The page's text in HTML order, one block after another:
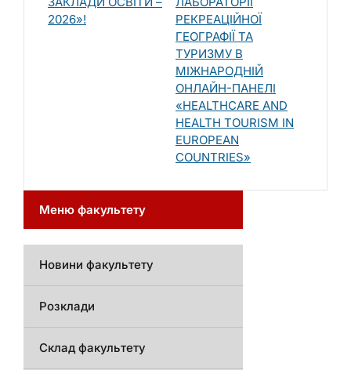
2026»!
РЕКРЕАЦІЙНОЇ
ГЕОГРАФІЇ ТА
ТУРИЗМУ В
МІЖНАРОДНІЙ
ОНЛАЙН-ПАНЕЛІ
«HEALTHCARE AND
HEALTH TOURISM IN
EUROPEAN
COUNTRIES»
Меню факультету
Новини факультету
Розклади
Склад факультету